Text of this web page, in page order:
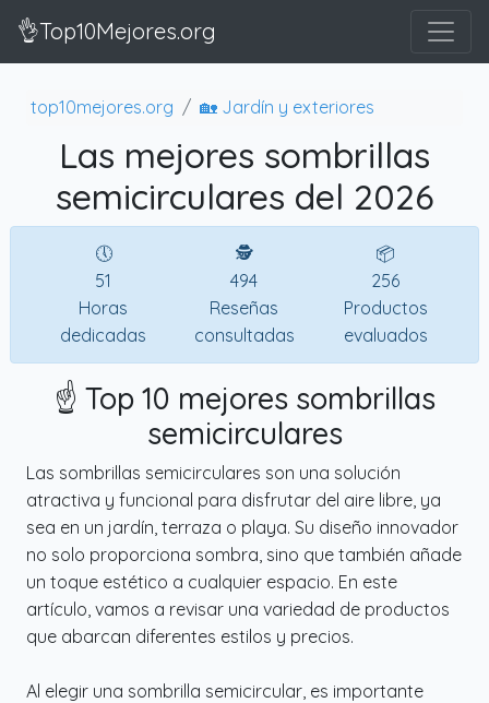
👌Top10Mejores.org
top10mejores.org 🏡 Jardín y exteriores
Las mejores sombrillas
semicirculares del 2026
🕔
51
Horas
dedicadas
🕵
494
Reseñas
consultadas
📦
256
Productos
evaluados
☝️ Top 10 mejores sombrillas
semicirculares
Las sombrillas semicirculares son una solución
atractiva y funcional para disfrutar del aire libre, ya
sea en un jardín, terraza o playa. Su diseño innovador
no solo proporciona sombra, sino que también añade
un toque estético a cualquier espacio. En este
artículo, vamos a revisar una variedad de productos
que abarcan diferentes estilos y precios.
Al elegir una sombrilla semicircular, es importante